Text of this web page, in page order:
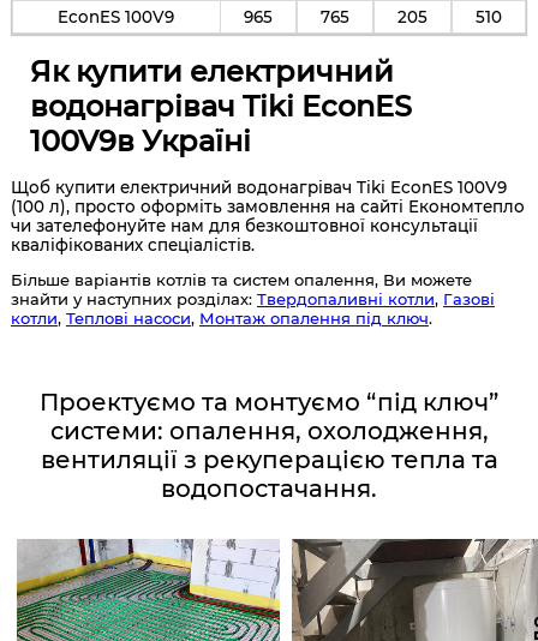
EconES 100V9 965 765 205 510
Як купити електричний
водонагрівач Tiki EconES
100V9в Україні
Щоб купити електричний водонагрівач Tiki EconES 100V9
(100 л), просто оформіть замовлення на сайті Економтепло
чи зателефонуйте нам для безкоштовної консультації
кваліфікованих спеціалістів.
Більше варіантів котлів та систем опалення, Ви можете
знайти у наступних розділах: Твердопаливні котли, Газові
котли, Теплові насоси, Монтаж опалення під ключ.
Проектуємо та монтуємо “під ключ”
системи: опалення, охолодження,
вентиляції з рекуперацією тепла та
водопостачання.